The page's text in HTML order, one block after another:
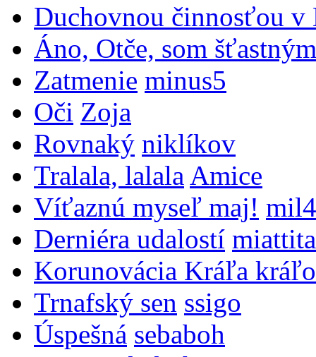
Duchovnou činnosťou
Áno, Otče, som
Zatmenie minus5
Oči Zoja
Rovnaký niklíkov
Tralala, lalala Amice
Víťaznú myseľ maj!
Derniéra udalostí miattita
Korunovácia Kráľa
Trnafský sen ssigo
Úspešná sebaboh